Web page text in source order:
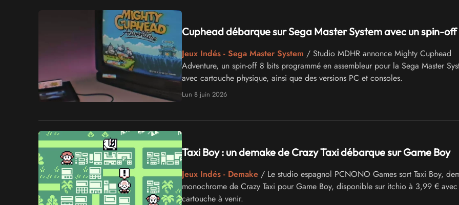
Cuphead débarque sur Sega Master System avec un spin-off
Jeux Indés - Sega Master System / Studio MDHR annonce Mighty Cuphead
Adventure, un spin-off 8 bits programmé en assembleur pour la Sega Master
avec cartouche physique, ainsi que des versions PC et consoles.
Lun 8 juin 2026
Taxi Boy : un demake de Crazy Taxi débarque sur Game Boy
Jeux Indés - Demake/ Le studio espagnol PCNONO Games sort Taxi Boy,
monochrome de Crazy Taxi pour Game Boy, disponible sur itchio à 3,99 € avec
cartouche à venir.